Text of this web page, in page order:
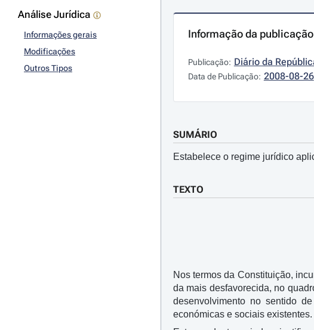
Análise Jurídica
Informações gerais
Modificações
Outros Tipos
Informação da publicação
Publicação: Diário da
Data de Publicação: 2008-08-26
SUMÁRIO
Estabelece o regime jurídico
TEXTO
Nos termos da Constituição,
da mais desfavorecida, no
desenvolvimento no sentido
económicas e sociais existentes.